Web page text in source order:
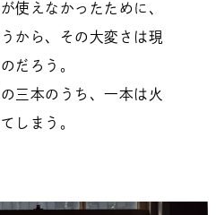
使えなかったために、
から、その大変さは現
だろう。
三本のうち、一本は火
しまう。